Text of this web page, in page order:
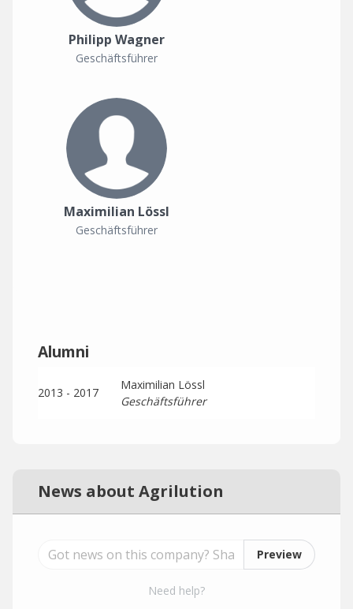
Philipp Wagner
Geschäftsführer
Maximilian Lössl
Geschäftsführer
Alumni
2013 - 2017
Maximilian Lössl
Geschäftsführer
News about Agrilution
Preview
Need help?